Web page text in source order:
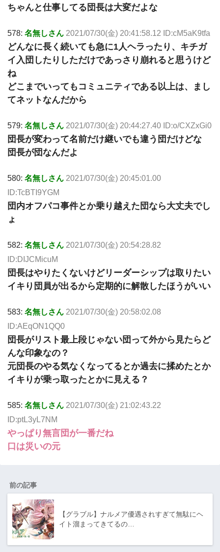
ちゃんと仕事してる団長は大変だよな
578: 名無しさん 2021/07/30(金) 20:41:58.12 ID:cM5aK9tfa
どんなに長く続いても急に1人ヘラったり、キチガ
イ入団したりしただけであっさり崩れると思うけど
ね
どこまでいってもコミュニティである以上は、まし
てネットなんだから
579: 名無しさん 2021/07/30(金) 20:44:27.40 ID:o/CXZxGi0
団長が変わって名前だけ継いでも違う団だけどな
団長が団なんだよ
580: 名無しさん 2021/07/30(金) 20:45:01.00
ID:TcBTI9YGM
団内オフパコ事件とか乗り越えた団なら大丈夫でし
ょ
582: 名無しさん 2021/07/30(金) 20:54:28.82
ID:DIJCMicuM
団長はやりたくないけどリーダーシップは取りたい
イキり団員が出るから定期的に解散したほうがいい
583: 名無しさん 2021/07/30(金) 20:58:02.08
ID:AEqON1QQ0
団長がリスト最上段じゃない団って外から見たらど
んな印象なの？
元団長のやる気なくなってるとか過去に揉めたとか
イキりが乗っ取ったとかに見える？
585: 名無しさん 2021/07/30(金) 21:02:43.22
ID:ptL3yL7NM
やっぱり無言団が一番だね
口は災いの元
前の記事
【グラブル】ナルメア優遇されすぎて無駄にヘ
イト溜まってきてるの…